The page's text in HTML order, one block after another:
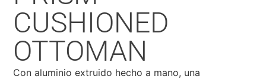
CUSHIONED
OTTOMAN
Con aluminio extruido hecho a mano, una